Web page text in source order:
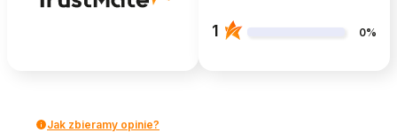
1 0%
Jak zbieramy opinie?